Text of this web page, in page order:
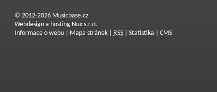
© 2012-2026 Musicbase.cz
Webdesign a hosting Nux s.r.o.
Informace o webu
Mapa stránek RSS Statistika CMS